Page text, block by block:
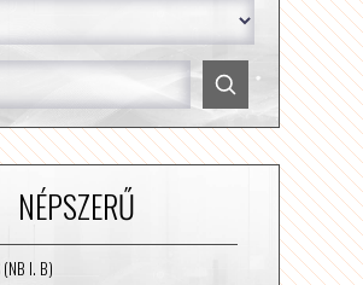
NÉPSZERŰ
(NB I. B)